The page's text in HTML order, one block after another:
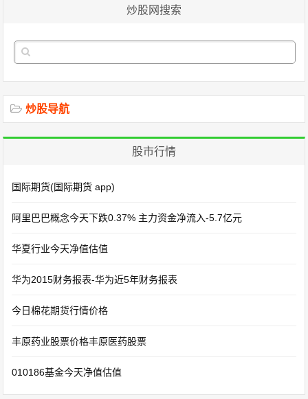
炒股网搜索
炒股导航
股市行情
国际期货(国际期货 app)
阿里巴巴概念今天下跌0.37% 主力资金净流入-5.7亿元
华夏行业今天净值估值
华为2015财务报表-华为近5年财务报表
今日棉花期货行情价格
丰原药业股票价格丰原医药股票
010186基金今天净值估值